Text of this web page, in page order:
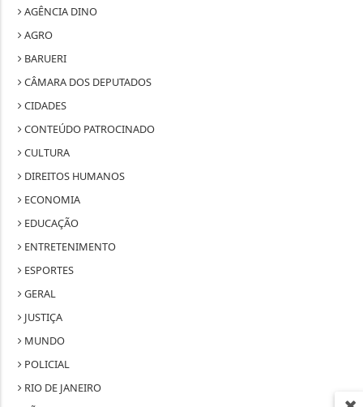
AGÊNCIA DINO
AGRO
BARUERI
CÂMARA DOS DEPUTADOS
CIDADES
CONTEÚDO PATROCINADO
CULTURA
DIREITOS HUMANOS
ECONOMIA
EDUCAÇÃO
ENTRETENIMENTO
ESPORTES
GERAL
JUSTIÇA
MUNDO
POLICIAL
RIO DE JANEIRO